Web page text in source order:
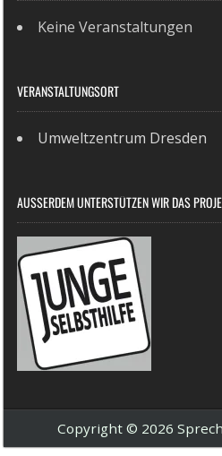
Keine Veranstaltungen
VERANSTALTUNGSORT
Umweltzentrum Dresden
AUSSERDEM UNTERSTÜTZEN WIR DAS
Copyright © 2026